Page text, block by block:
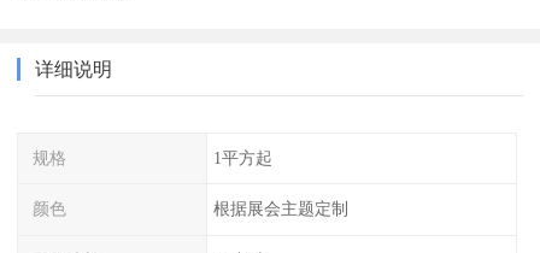
详细说明
规格 1平方起
颜色 根据展会主题定制